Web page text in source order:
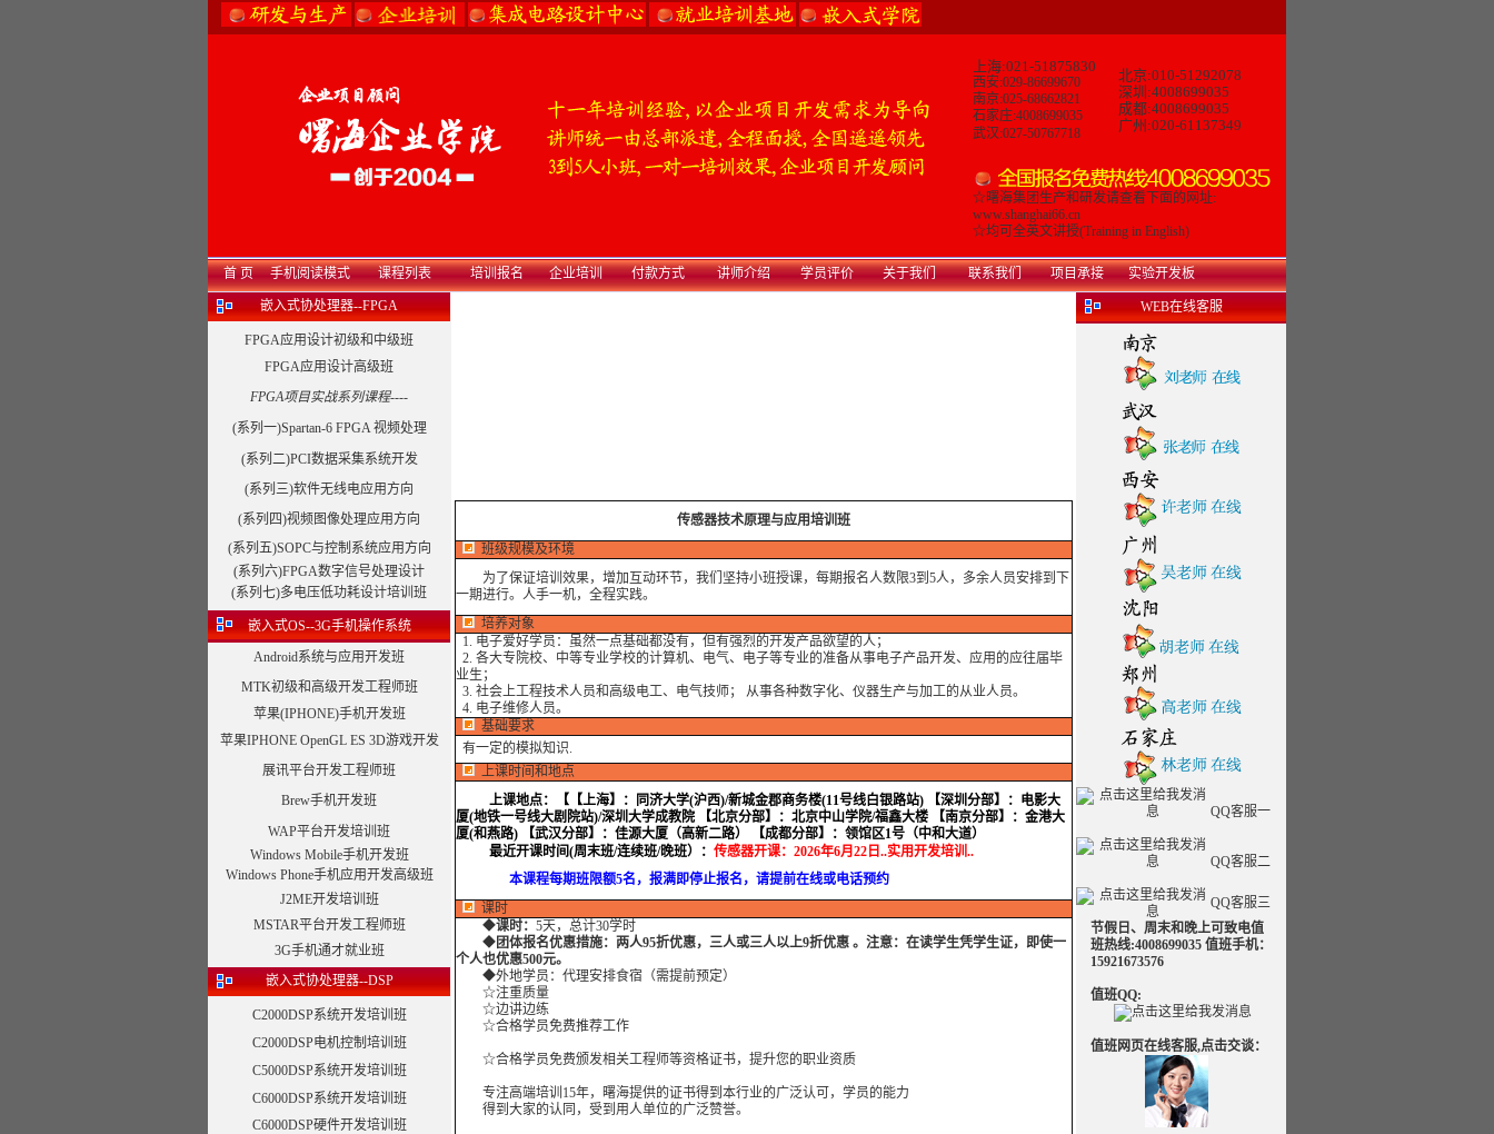
上海:021-51875830
西安:029-86699670
南京:025-68662821
石家庄:4008699035
武汉:027-50767718
北京:010-51292078
深圳:4008699035
成都:4008699035
广州:020-61137349
☆曙海集团生产和研发请查看下面的网址:
www.shanghai66.cn
☆均可全英文讲授(Training in English)
首 页 手机阅读模式 课程列表 培训报名 企业培训 付款方式 讲师介绍 学员评价 关于我们 联系我们 项目承接 实验开发板
嵌入式协处理器--FPGA
FPGA应用设计初级和中级班
FPGA应用设计高级班
FPGA项目实战系列课程----
(系列一)Spartan-6 FPGA 视频处理
(系列二)PCI数据采集系统开发
(系列三)软件无线电应用方向
(系列四)视频图像处理应用方向
(系列五)SOPC与控制系统应用方向
(系列六)FPGA数字信号处理设计
(系列七)多电压低功耗设计培训班
嵌入式OS--3G手机操作系统
Android系统与应用开发班
MTK初级和高级开发工程师班
苹果(IPHONE)手机开发班
苹果IPHONE OpenGL ES 3D游戏开发
展讯平台开发工程师班
Brew手机开发班
WAP平台开发培训班
Windows Mobile手机开发班
Windows Phone手机应用开发高级班
J2ME开发培训班
MSTAR平台开发工程师班
3G手机通才就业班
嵌入式协处理器--DSP
C2000DSP系统开发培训班
C2000DSP电机控制培训班
C5000DSP系统开发培训班
C6000DSP系统开发培训班
C6000DSP硬件开发培训班
WEB在线客服
QQ客服一
QQ客服二
QQ客服三
节假日、周末和晚上可致电值
班热线:4008699035 值班手机：
15921673576
值班QQ:
值班网页在线客服,点击交谈：
传感器技术原理与应用培训班
班级规模及环境
为了保证培训效果，增加互动环节，我们坚持小班授课，每期报名人数限3到5人，多余人员安排到下
一期进行。人手一机，全程实践。
培养对象
1. 电子爱好学员：虽然一点基础都没有，但有强烈的开发产品欲望的人；
2. 各大专院校、中等专业学校的计算机、电气、电子等专业的准备从事电子产品开发、应用的应往届毕
业生；
3. 社会上工程技术人员和高级电工、电气技师； 从事各种数字化、仪器生产与加工的从业人员。
4. 电子维修人员。
基础要求
有一定的模拟知识.
上课时间和地点
上课地点：
【【上海】：同济大学(沪西)/新城金郡商务楼(11号线白银路站) 【深圳分部】：电影大
厦(地铁一号线大剧院站)/深圳大学成教院 【北京分部】：北京中山学院/福鑫大楼 【南京分部】：金港大
厦(和燕路) 【武汉分部】：佳源大厦（高新二路） 【成都分部】：领馆区1号（中和大道）
最近开课时间(周末班/连续班/晚班）： 传感器开课： 2026年6月22日..实用开发培训..
本课程每期班限额5名，报满即停止报名，请提前在线或电话预约
课时
◆课时： 5天，总计30学时
◆团体报名优惠措施：两人95折优惠，三人或三人以上9折优惠 。注意：在读学生凭学生证，即使一
个人也优惠500元。
◆外地学员：代理安排食宿（需提前预定）
☆注重质量
☆边讲边练
☆合格学员免费推荐工作
☆合格学员免费颁发相关工程师等资格证书，提升您的职业资质
专注高端培训15年，曙海提供的证书得到本行业的广泛认可，学员的能力
得到大家的认同，受到用人单位的广泛赞誉。